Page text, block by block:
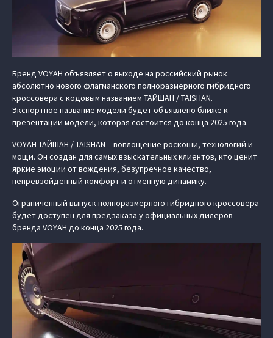
Бренд VOYAH объявляет о выходе на российский рынок
абсолютно нового флагманского полноразмерного гибридного
кроссовера с кодовым названием ТАЙШАН / TAISHAN.
Экспортное название модели будет объявлено ближе к
презентации модели, которая состоится до конца 2025 года.
VOYAH ТАЙШАН / TAISHAN – воплощение роскоши, технологий и
мощи. Он создан для самых взыскательных клиентов, кто ценит
яркие эмоции от вождения, безупречное качество,
непревзойденный комфорт и отменную динамику.
Ограниченный выпуск полноразмерного гибридного кроссовера
будет доступен для предзаказа у официальных дилеров
бренда VOYAH до конца 2025 года.